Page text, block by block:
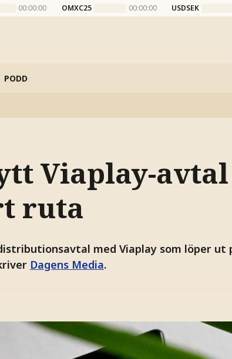
00:00:00 OMXC25 00:00:00 USDSEK
PODD
Viaplay-avtal
ruta
med Viaplay som löper ut
Dagens Media.